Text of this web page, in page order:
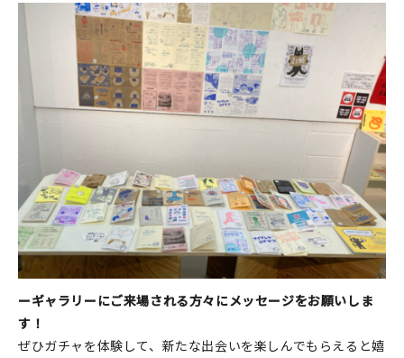
マイアカウント
よくある質問
お問い合わせ
ーギャラリーにご来場される方々にメッセージをお願いしま
す！
ぜひガチャを体験して、新たな出会いを楽しんでもらえると嬉